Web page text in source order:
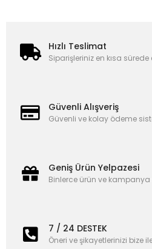
Hızlı Teslimat
Siparişleriniz en kısa sürede
Güvenli Alışveriş
Güvenli ve kolay ödeme
Geniş Ürün Yelpazesi
Binlerce ürün ve kampanya
7 / 24 DESTEK
Öneri ve şikayetlerinizi bize